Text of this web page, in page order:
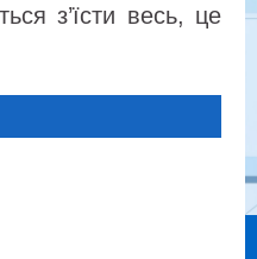
з’їсти весь, це